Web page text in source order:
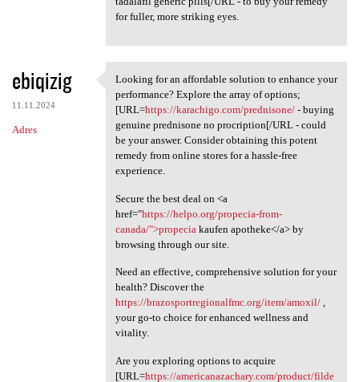
for fuller, more striking eyes.
ebiqizig
11.11.2024
Adres
Looking for an affordable
Looking for an affordable solution to enhance your
performance? Explore the array of options;
[URL=https://karachigo.com/prednisone/- buying
genuine prednisone no procription[/URL - could
be your answer. Consider obtaining this potent
remedy from online stores for a hassle-free
experience.
Secure the best deal on <a
href="https://helpo.org/propecia-from-
canada/">propecia kaufen apotheke</a> by
browsing through our site.
Need an effective, comprehensive solution for your
health? Discover the
https://brazosportregionalfmc.org/item/amoxil/,
your go-to choice for enhanced wellness and
vitality.
Are you exploring options to acquire
[URL=https://americanazachary.com/product/filde